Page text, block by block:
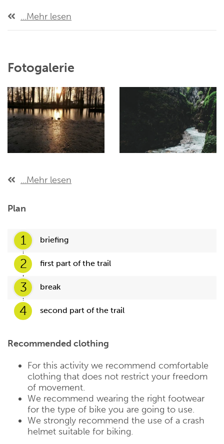
...Mehr lesen
Fotogalerie
...Mehr lesen
Plan
1 briefing
2 first part of the trail
3 break
4 second part of the trail
Recommended clothing
For this activity we recommend comfortable
clothing that does not restrict your freedom
of movement.
We recommend wearing the right footwear
for the type of bike you are going to use.
We strongly recommend the use of a crash
helmet suitable for biking.